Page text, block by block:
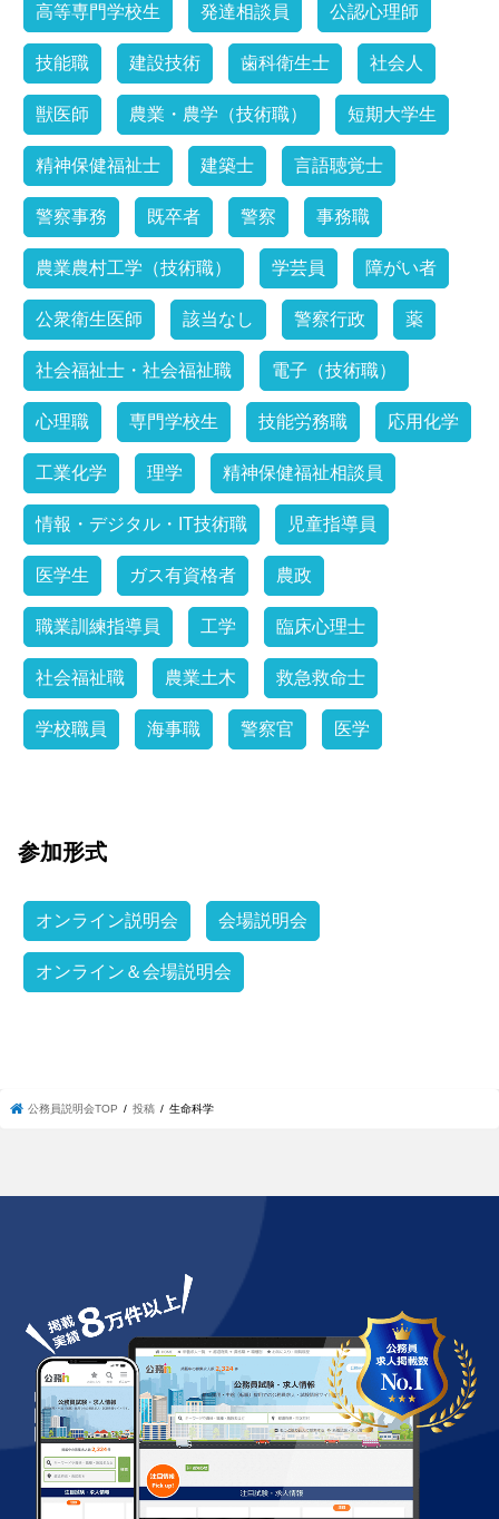
高等専門学校生 発達相談員 公認心理師
技能職 建設技術 歯科衛生士 社会人
獣医師 農業・農学（技術職） 短期大学生
精神保健福祉士 建築士 言語聴覚士
警察事務 既卒者 警察 事務職
農業農村工学（技術職） 学芸員 障がい者
公衆衛生医師 該当なし 警察行政 薬
社会福祉士・社会福祉職 電子（技術職）
心理職 専門学校生 技能労務職 応用化学
工業化学 理学 精神保健福祉相談員
情報・デジタル・IT技術職 児童指導員
医学生 ガス有資格者 農政
職業訓練指導員 工学 臨床心理士
社会福祉職 農業土木 救急救命士
学校職員 海事職 警察官 医学
参加形式
オンライン説明会 会場説明会
オンライン＆会場説明会
公務員説明会TOP 投稿 生命科学